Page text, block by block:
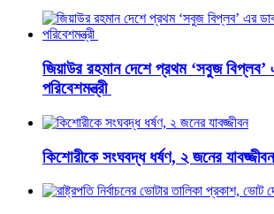
জিয়াউর রহমান দেশে প্রথম ‘সবুজ বিপ্লব’
পরিবেশমন্ত্রী
কিশোরীকে সংঘবদ্ধ ধর্ষণ, ২ জনের যাবজ্জীবন